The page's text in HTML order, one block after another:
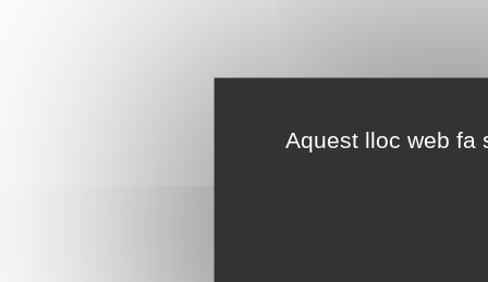
Aquest lloc web fa